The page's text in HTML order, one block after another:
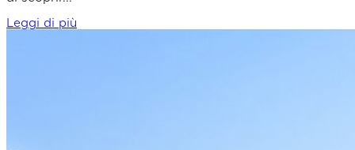
Leggi di più